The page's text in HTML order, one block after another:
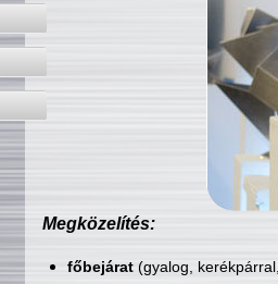
Megközelítés:
főbejárat(gyalog,